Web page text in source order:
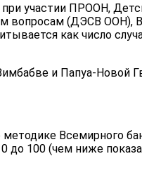
при участии ПРООН,
вопросам (ДЭСВ ООН),
как число
и Папуа-Новой
Всемирного
до 100 (чем ниже